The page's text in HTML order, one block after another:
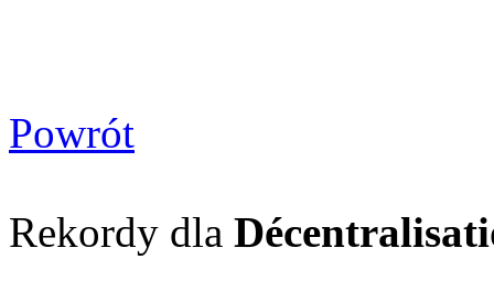
Powrót
Rekordy dla